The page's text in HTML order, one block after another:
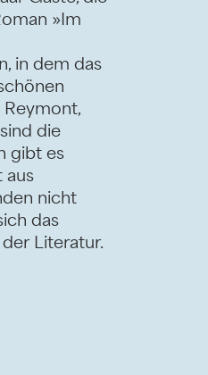
»Im
in dem das
Reymont,
die
gibt es
aus
nicht
das
Literatur.